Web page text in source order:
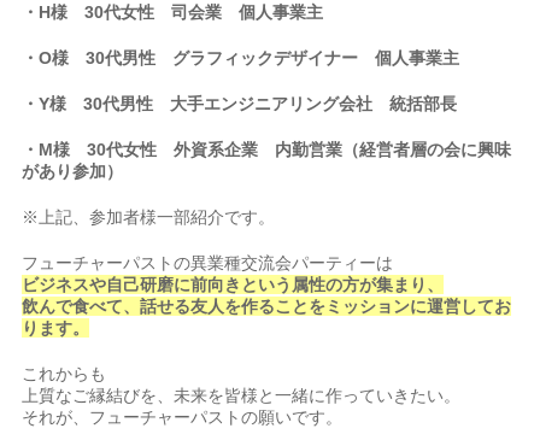
・H様 30代女性 司会業 個人事業主
・O様 30代男性 グラフィックデザイナー 個人事業主
・Y様 30代男性 大手エンジニアリング会社 統括部長
・M様 30代女性外資系企業 内勤営業（経営者層の会に興味
があり参加）
※上記、参加者様一部紹介です。
フューチャーパストの異業種交流会パーティーは
ビジネスや自己研磨に前向きという属性の方が集まり、
飲んで食べて、話せる友人を作ることをミッションに運営してお
ります。
これからも
上質なご縁結びを、未来を皆様と一緒に作っていきたい。
それが、フューチャーパストの願いです。